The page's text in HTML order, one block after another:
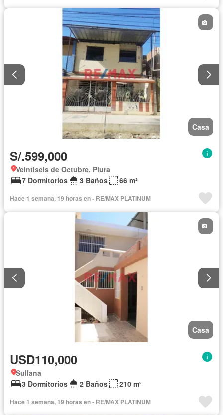
Casa
S/.599,000
Veintiseis de Octubre, Piura
7 Dormitorios
3 Baños 66 m²
Hace 1 semana, 19 horas en - RE/MAX PLATINUM
Casa
USD110,000
Sullana
3 Dormitorios
2 Baños 210 m²
Hace 1 semana, 19 horas en - RE/MAX PLATINUM